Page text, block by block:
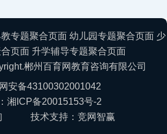
专题聚合页面 幼儿园专题聚合页面 少
页面 升学辅导专题聚合页面
郴州百育网教育咨询有限公司
安备43100302001042
湘ICP备20015153号-2
技术支持：竞网智赢